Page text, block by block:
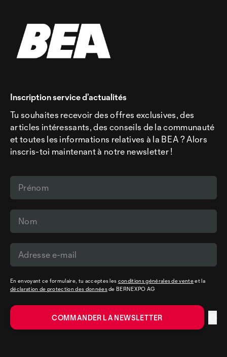
Inscription service d’actualités
Tu souhaites recevoir des offres exclusives, des
articles intéressants, des conseils de la communauté
et toutes les informations relatives à la BEA ? Alors
inscris-toi maintenant à notre newsletter !
En envoyant ce formulaire, tu acceptes les conditions générales de venteet la
déclaration de protection des donnéesde BERNEXPO AG